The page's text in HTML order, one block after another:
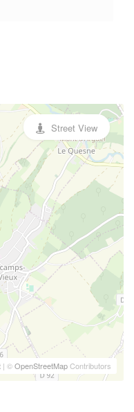
| ©OpenStreetMapContributors
Street View